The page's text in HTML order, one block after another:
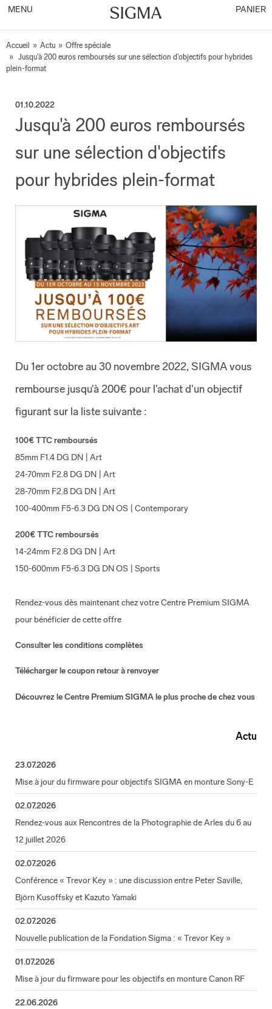
MENU PANIER
Accueil » Actu » Offre spéciale
» Jusqu'à 200 euros remboursés sur une sélection d'objectifs pour hybrides
plein-format
01.10.2022
Jusqu'à 200 euros remboursés
sur une sélection d'objectifs
pour hybrides plein-format
Du 1er octobre au 30 novembre 2022, SIGMA vous
rembourse jusqu'à 200€ pour l'achat d'un objectif
figurant sur la liste suivante :
100€ TTC remboursés
85mm F1.4 DG DN | Art
24-70mm F2.8 DG DN | Art
28-70mm F2.8 DG DN | Art
100-400mm F5-6.3 DG DN OS | Contemporary
200€ TTC remboursés
14-24mm F2.8 DG DN | Art
150-600mm F5-6.3 DG DN OS | Sports
Rendez-vous dès maintenant chez votre Centre Premium SIGMA
pour bénéficier de cette offre
Consulter les conditions complètes
Télécharger le coupon retour à renvoyer
Découvrez le Centre Premium SIGMA le plus proche de chez vous
Actu
23.07.2026
Mise à jour du firmware pour objectifs SIGMA en monture Sony-E
02.07.2026
Rendez-vous aux Rencontres de la Photographie de Arles du 6 au
12 juillet 2026
02.07.2026
Conférence « Trevor Key » : une discussion entre Peter Saville,
Björn Kusoffsky et Kazuto Yamaki
02.07.2026
Nouvelle publication de la Fondation Sigma : « Trevor Key »
01.07.2026
Mise à jour du firmware pour les objectifs en monture Canon RF
22.06.2026